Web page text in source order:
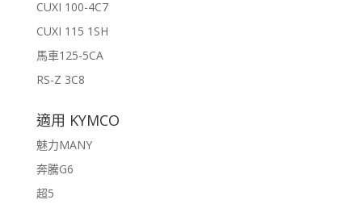
CUXI 100-4C7
CUXI 115 1SH
馬車125-5CA
RS-Z 3C8
適用 KYMCO
魅力MANY
奔騰G6
超5